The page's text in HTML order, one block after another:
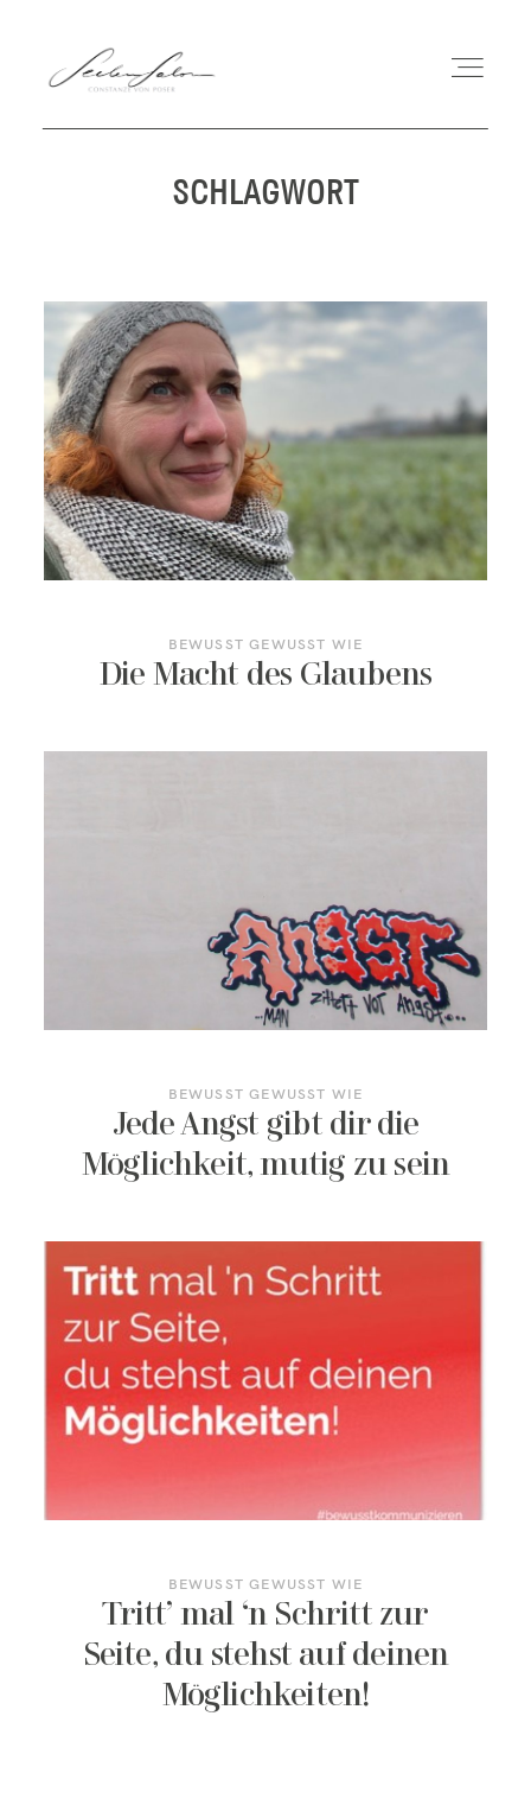
WORKSHOPS
BUCH
BLOG
KONTAKT/TERMIN BUCHEN
SCHLAGWORT
BEWUSST GEWUSST WIE
Die Macht des Glaubens
BEWUSST GEWUSST WIE
Jede Angst gibt dir die
Möglichkeit, mutig zu sein
BEWUSST GEWUSST WIE
Tritt’ mal ‘n Schritt zur
Seite, du stehst auf deinen
Möglichkeiten!